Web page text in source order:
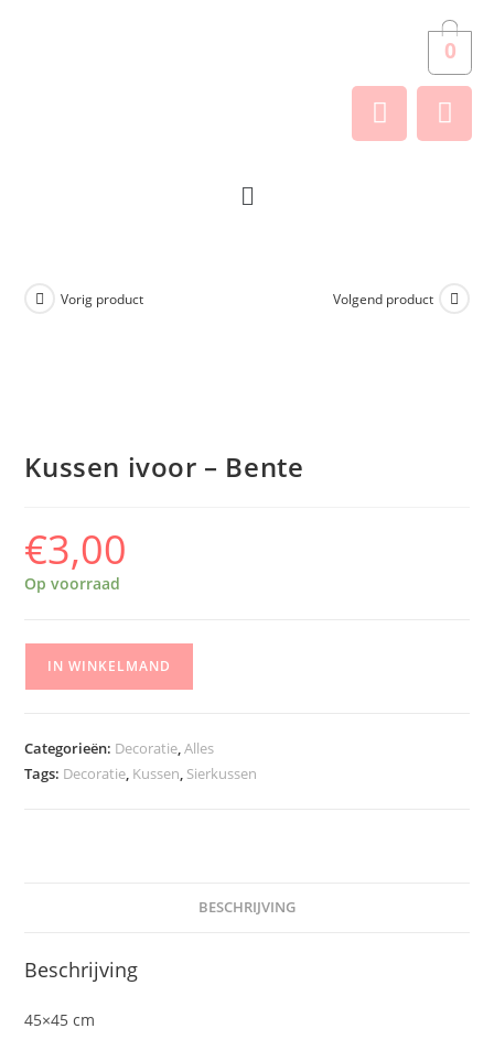
0
Vorig product Volgend product
Kussen ivoor – Bente
€3,00
Op voorraad
IN WINKELMAND
Categorieën: Decoratie,Alles
Tags: Decoratie, Kussen, Sierkussen
BESCHRIJVING
Beschrijving
45×45 cm